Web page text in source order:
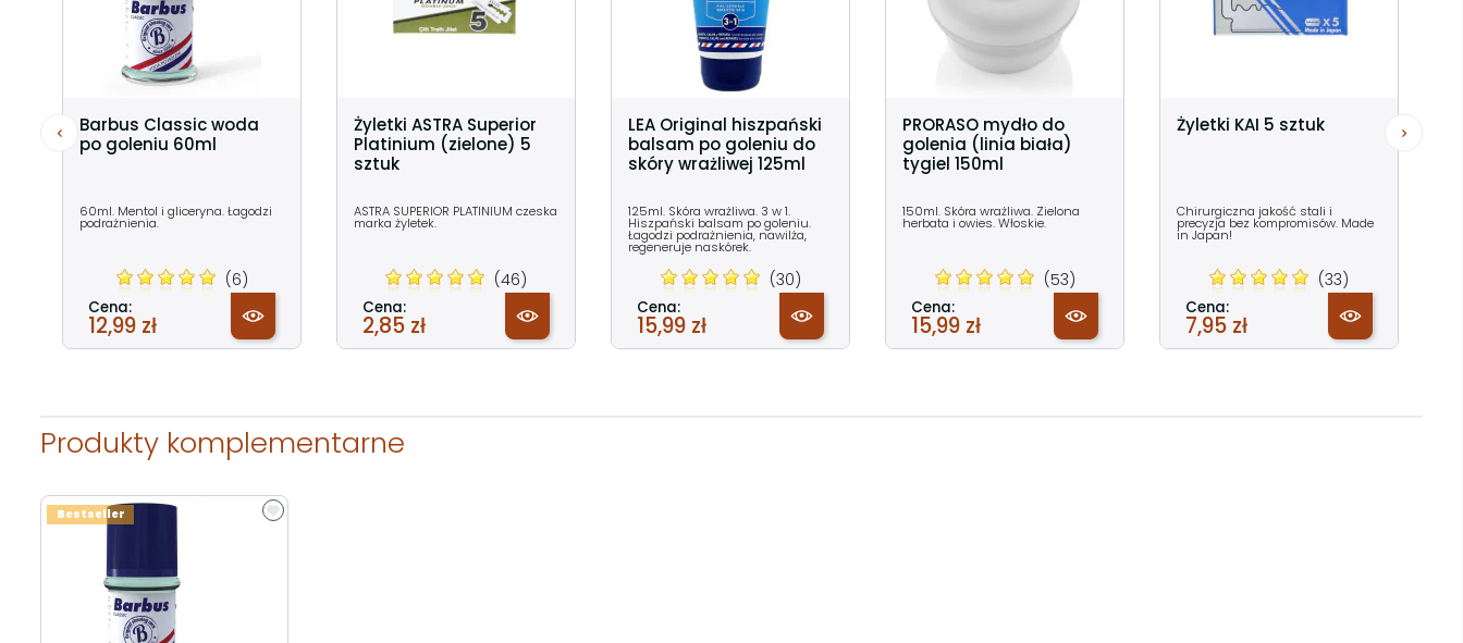
Barbus Classic woda
po goleniu 60ml
60ml. Mentol i gliceryna. Łagodzi
podrażnienia.
(6)
Cena:
12,99 zł
Żyletki ASTRA Superior
Platinium (zielone) 5
sztuk
ASTRA SUPERIOR PLATINIUM czeska
marka żyletek.
(46)
Cena:
2,85 zł
LEA Original hiszpański
balsam po goleniu do
skóry wrażliwej 125ml
125ml. Skóra wrażliwa. 3 w 1.
Hiszpański balsam po goleniu.
Łagodzi podrażnienia, nawilża,
regeneruje naskórek.
(30)
Cena:
15,99 zł
PRORASO mydło do
golenia (linia biała)
tygiel 150ml
150ml. Skóra wrażliwa. Zielona
herbata i owies. Włoskie.
(53)
Cena:
15,99 zł
Żyletki KAI 5 sztuk
Chirurgiczna jakość stali i
precyzja bez kompromisów. Made
in Japan!
(33)
Cena:
7,95 zł
Produkty komplementarne
Bestseller